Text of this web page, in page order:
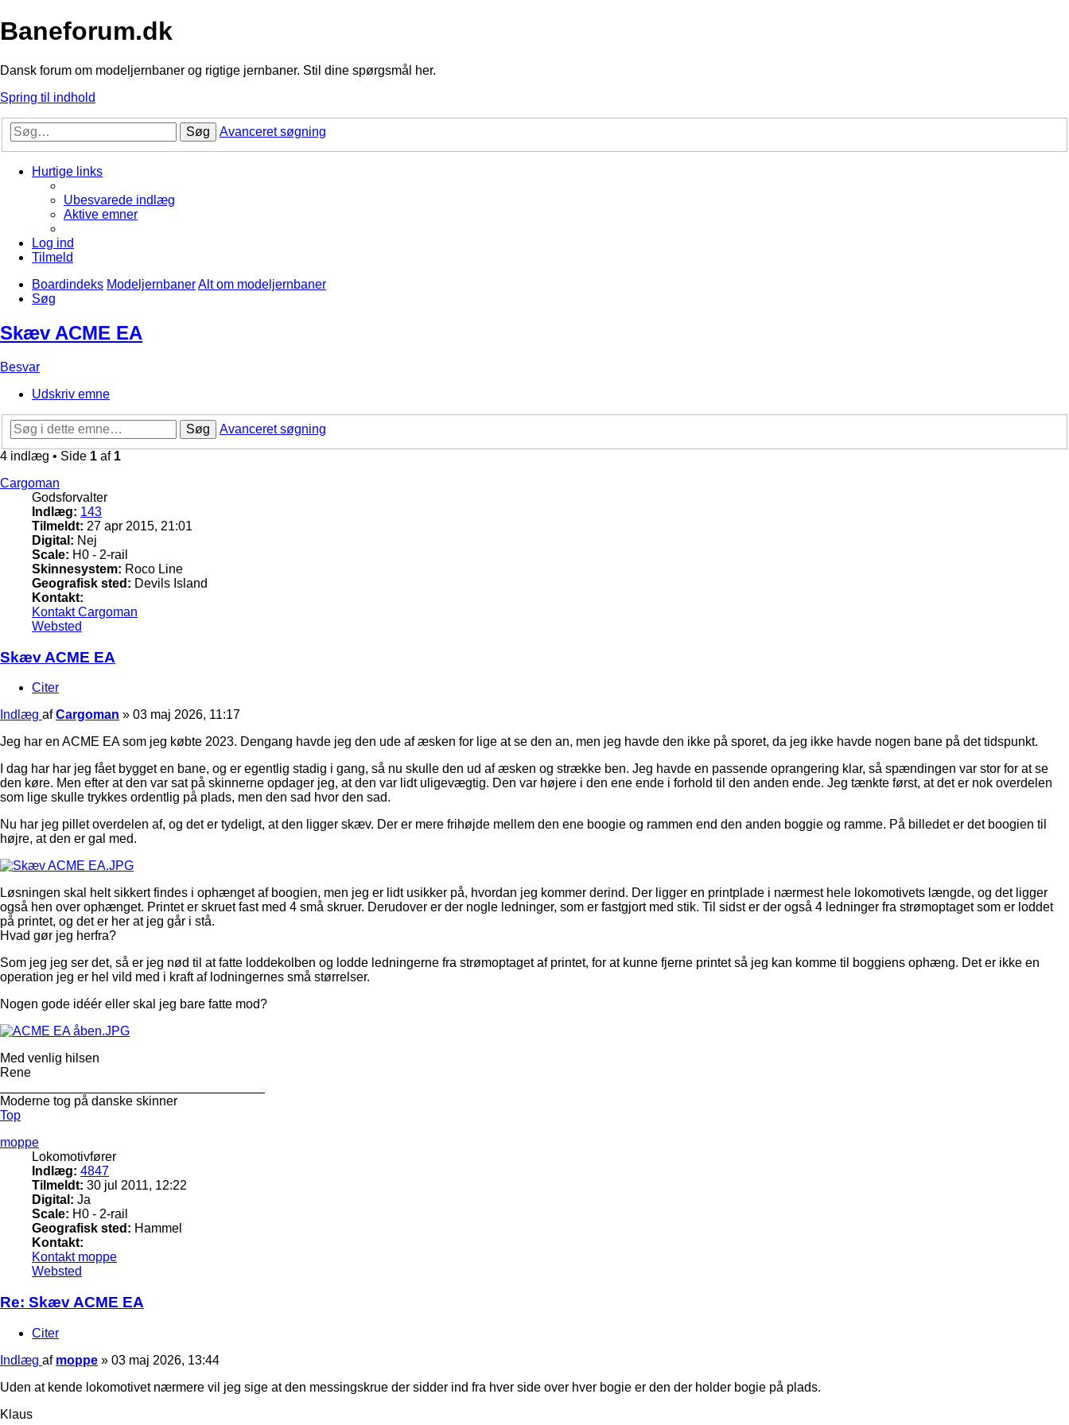
Baneforum.dk
Dansk forum om modeljernbaner og rigtige jernbaner. Stil dine spørgsmål her.
Spring til indhold
Søg Avanceret søgning
Hurtige links
Ubesvarede indlæg
Aktive emner
Log ind
Tilmeld
Boardindeks ModeljernbanerAlt om modeljernbaner
Søg
Skæv ACME EA
Besvar
Udskriv emne
Søg
Avanceret søgning
4 indlæg • Side 1 af 1
Cargoman
Godsforvalter
Indlæg: 143
Tilmeldt: 27 apr 2015, 21:01
Digital: Nej
Scale: H0 - 2-rail
Skinnesystem: Roco Line
Geografisk sted: Devils Island
Kontakt:
Kontakt Cargoman
Websted
Skæv ACME EA
Citer
Indlæg afCargoman » 03 maj 2026, 11:17
Jeg har en ACME EA som jeg købte 2023. Dengang havde jeg den ude af æsken for lige at se den an, men jeg havde den ikke på sporet, da jeg ikke havde nogen bane på det tidspunkt.
I dag har har jeg fået bygget en bane, og er egentlig stadig i gang, så nu skulle den ud af æsken og strække ben. Jeg havde en passende oprangering klar, så spændingen var stor for at se
den køre. Men efter at den var sat på skinnerne opdager jeg, at den var lidt uligevægtig. Den var højere i den ene ende i forhold til den anden ende. Jeg tænkte først, at det er nok overdelen
som lige skulle trykkes ordentlig på plads, men den sad hvor den sad.
Nu har jeg pillet overdelen af, og det er tydeligt, at den ligger skæv. Der er mere frihøjde mellem den ene boogie og rammen end den anden boggie og ramme. På billedet er det boogien til
højre, at den er gal med.
Løsningen skal helt sikkert findes i ophænget af boogien, men jeg er lidt usikker på, hvordan jeg kommer derind. Der ligger en printplade i nærmest hele lokomotivets længde, og det ligger
også hen over ophænget. Printet er skruet fast med 4 små skruer. Derudover er der nogle ledninger, som er fastgjort med stik. Til sidst er der også 4 ledninger fra strømoptaget som er loddet
på printet, og det er her at jeg går i stå.
Hvad gør jeg herfra?
Som jeg jeg ser det, så er jeg nød til at fatte loddekolben og lodde ledningerne fra strømoptaget af printet, for at kunne fjerne printet så jeg kan komme til boggiens ophæng. Det er ikke en
operation jeg er hel vild med i kraft af lodningernes små størrelser.
Nogen gode idéér eller skal jeg bare fatte mod?
Med venlig hilsen
Rene
Moderne tog på danske skinner
Top
moppe
Lokomotivfører
Indlæg: 4847
Tilmeldt: 30 jul 2011, 12:22
Digital: Ja
Scale: H0 - 2-rail
Geografisk sted: Hammel
Kontakt:
Kontakt moppe
Websted
Re: Skæv ACME EA
Citer
Indlæg af moppe » 03 maj 2026, 13:44
Uden at kende lokomotivet nærmere vil jeg sige at den messingskrue der sidder ind fra hver side over hver bogie er den der holder bogie på plads.
Klaus